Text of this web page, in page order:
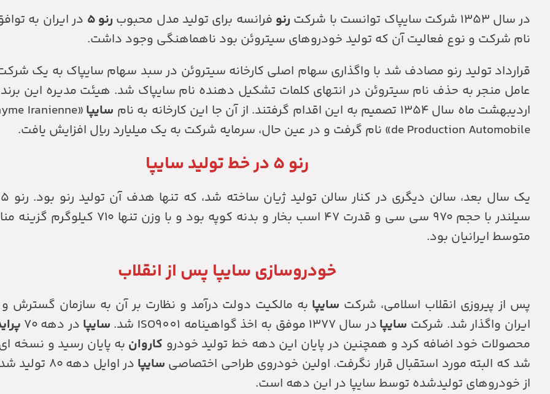
در سال ۱۳۵۳ شرکت سایپاک توانست با شرکت رنو فرانسه برای تولید مدل محبوب رنو ۵
در ایران به
نام شرکت و نوع فعالیت آن که تولید خودروهای سیتروئن بود ناهماهنگی وجود داشت.
قرارداد تولید رنو مصادف شد با واگذاری سهام اصلی کارخانه سیتروئن در سبد سهام سایپاک به یک
عامل منجر به حذف نام سیتروئن در انتهای کلمات تشکیل دهنده نام سایپاک شد. هیئت مدیره این
اردیبهشت ماه سال ۱۳۵۴ تصمیم به این اقدام گرفتند. از آن جا این کارخانه به نام
سایپا Iranienne
de Production Automobile» نام گرفت و در عین حال، سرمایه شرکت به یک میلیارد ریال افزایش یافت.
رنو ۵ در خط تولید سایپا
سیلندر با حجم ۹۷۰ سی سی و قدرت ۴۷ اسب بخار و بدنه کوپه
متوسط ​​ایرانیان بود.
خودروسازی سایپا پس از انقلاب
پس از پیروزی انقلاب اسلامی، شرکت سایپا به مالکیت دولت درآمد و نظارت بر آن به سازمان گسترش
ایران واگذار شد. شرکت سایپادر سال ۱۳۷۷ موفق به اخذ گواهینامه ISO9001 شد. سایپا در دهه ۷۰
محصولات خود اضافه کرد و همچنین در پایان این دهه خط تولید خودرو کاروان به پایان رسید و نسخه ای
شد که البته مورد استقبال قرار نگرفت. اولین خودروی طراحی اختصاصی سایپا در اوایل دهه ۸۰ تولید شد،
از خودروهای تولیدشده توسط سایپا در این دهه است.